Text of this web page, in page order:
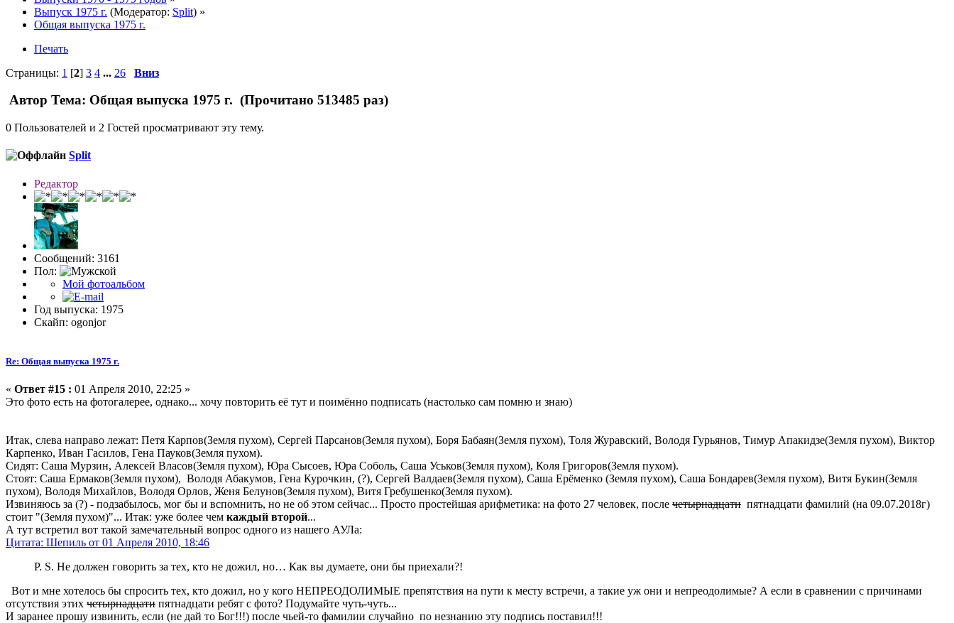
Выпуск 1975 г. (Модератор: Split) »
Общая выпуска 1975 г.
Печать
Страницы: 1 [2] 3 4 ... 26 Вниз
Автор Тема: Общая выпуска 1975 г. (Прочитано 513485 раз)
0 Пользователей и 2 Гостей просматривают эту тему.
Split
Редактор
Сообщений: 3161
Пол:
Мой фотоальбом
Год выпуска: 1975
Скайп: ogonjor
Re: Общая выпуска 1975 г.
« Ответ #15 : 01 Апреля 2010, 22:25 »
Это фото есть на фотогалерее, однако... хочу повторить её тут и поимённо подписать (настолько сам помню и знаю)
Итак, слева направо лежат: Петя Карпов(Земля пухом), Сергей Парсанов(Земля пухом), Боря Бабаян(Земля пухом), Толя Журавский, Володя Гурьянов, Тимур Апакидзе(Земля пухом), Виктор
Карпенко, Иван Гасилов, Гена Пауков(Земля пухом).
Сидят: Саша Мурзин, Алексей Власов(Земля пухом), Юра Сысоев, Юра Соболь, Саша Уськов(Земля пухом), Коля Григоров(Земля пухом).
Стоят: Саша Ермаков(Земля пухом), Володя Абакумов, Гена Курочкин, (?), Сергей Валдаев(Земля пухом), Саша Ерёменко (Земля пухом), Саша Бондарев(Земля пухом), Витя Букин(Земля
пухом), Володя Михайлов, Володя Орлов, Женя Белунов(Земля пухом), Витя Гребушенко(Земля пухом).
Извиняюсь за (?) - подзабылось, мог бы и вспомнить, но не об этом сейчас... Просто простейшая арифметика: на фото 27 человек, после четырнадцати пятнадцати фамилий (на 09.07.2018г)
стоит "(Земля пухом)"... Итак: уже более чем каждый второй...
А тут встретил вот такой замечательный вопрос одного из нашего АУЛа:
Цитата: Шепиль от 01 Апреля 2010, 18:46
Р. S. Не должен говорить за тех, кто не дожил, но… Как вы думаете, они бы приехали?!
Вот и мне хотелось бы спросить тех, кто дожил, но у кого НЕПРЕОДОЛИМЫЕ препятствия на пути к месту встречи, а такие уж они и непреодолимые? А если в сравнении с причинами
отсутствия этих четырнадцати пятнадцати ребят с фото? Подумайте чуть-чуть...
И заранее прошу извинить, если (не дай то Бог!!!) после чьей-то фамилии случайно по незнанию эту подпись поставил!!!